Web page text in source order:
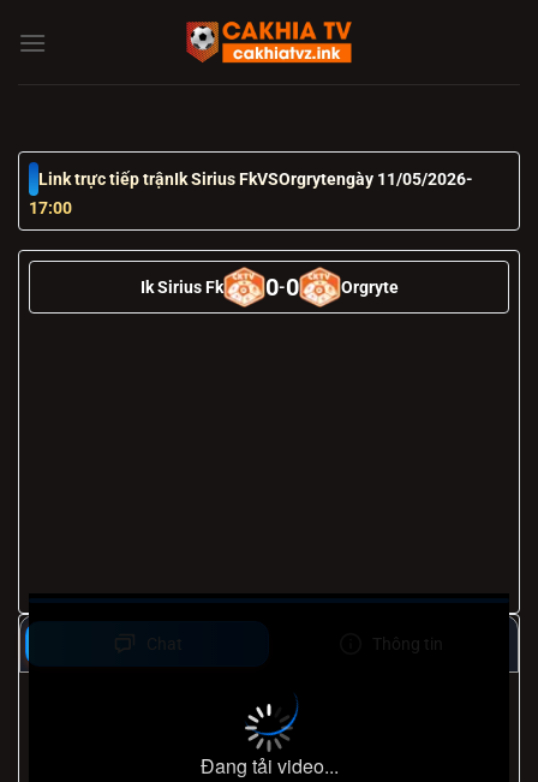
đến
Link trực tiếp trậnIk Sirius FkVSOrgrytengày 11/05/2026-
17:00
Ik Sirius Fk 0-0 Orgryte
Đang tải video...
Chat Thông tin